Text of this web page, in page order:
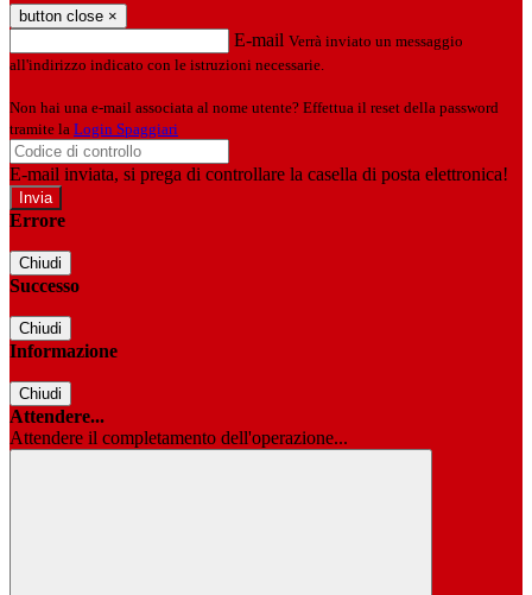
button close ×
E-mail Verrà inviato un messaggio
all'indirizzo indicato con le istruzioni necessarie.
Non hai una e-mail associata al nome utente? Effettua il reset della password
tramite la Login Spaggiari
E-mail inviata, si prega di controllare la casella di posta elettronica!
Errore
Chiudi
Successo
Chiudi
Informazione
Chiudi
Attendere...
Attendere il completamento dell'operazione...